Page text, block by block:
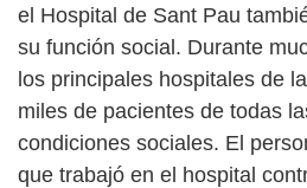
el Hospital de Sant Pau
su función social. Durante
los principales hospitales de
miles de pacientes de todas
condiciones sociales. El
que trabajó en el hospital